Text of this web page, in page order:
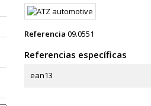
Referencia 09.0551
Referencias específicas
ean13